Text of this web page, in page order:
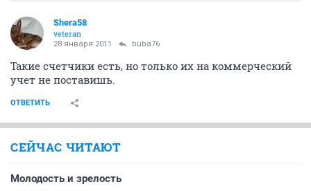
Shera58
veteran
28 января 2011 buba76
Такие счетчики есть, но только их на коммерческий
учет не поставишь.
ОТВЕТИТЬ
СЕЙЧАС ЧИТАЮТ
Молодость и зрелость